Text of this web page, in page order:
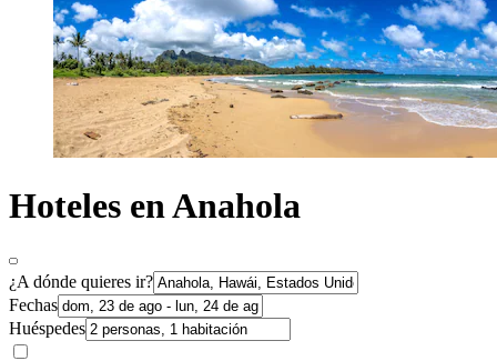
Hoteles en Anahola
¿A dónde quieres ir?
Fechas
Huéspedes